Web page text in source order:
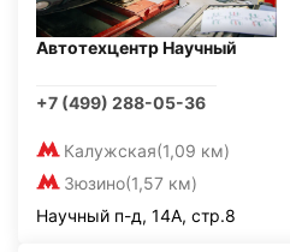
Автотехцентр Научный
+7 (499) 288-05-36
Калужская(1,09 км)
Зюзино(1,57 км)
Научный п-д, 14А, стр.8